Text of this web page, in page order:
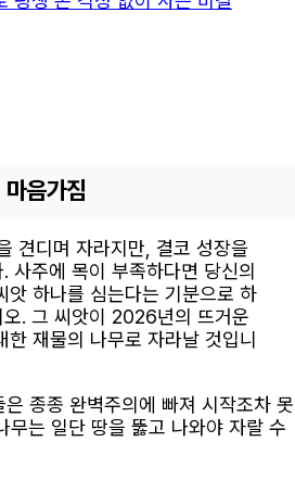
음가짐
견디며 자라지만, 결코 성장을
사주에 목이 부족하다면 당신의
앗 하나를 심는다는 기분으로 하
. 그 씨앗이 2026년의 뜨거운
한 재물의 나무로 자라날 것입니
종종 완벽주의에 빠져 시작조차 못
무는 일단 땅을 뚫고 나와야 자랄 수